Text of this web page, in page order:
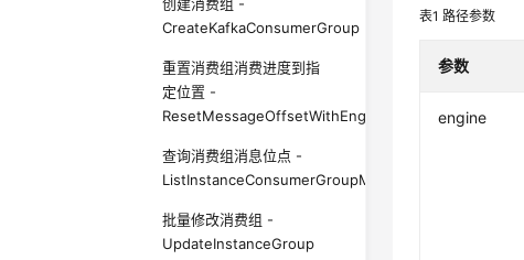
CreateKafkaConsumerGroup
重置消费组消费进度到指
定位置 -
ResetMessageOffsetWithEngine
查询消费组消息位点 -
ListInstanceConsumerGroupMessageOffset
批量修改消费组 -
UpdateInstanceGroup
表1路径参数
参数
engine